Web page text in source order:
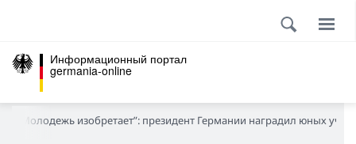
Информационный портал
germania-online
“Молодежь изобретает”: президент Германии наградил юных